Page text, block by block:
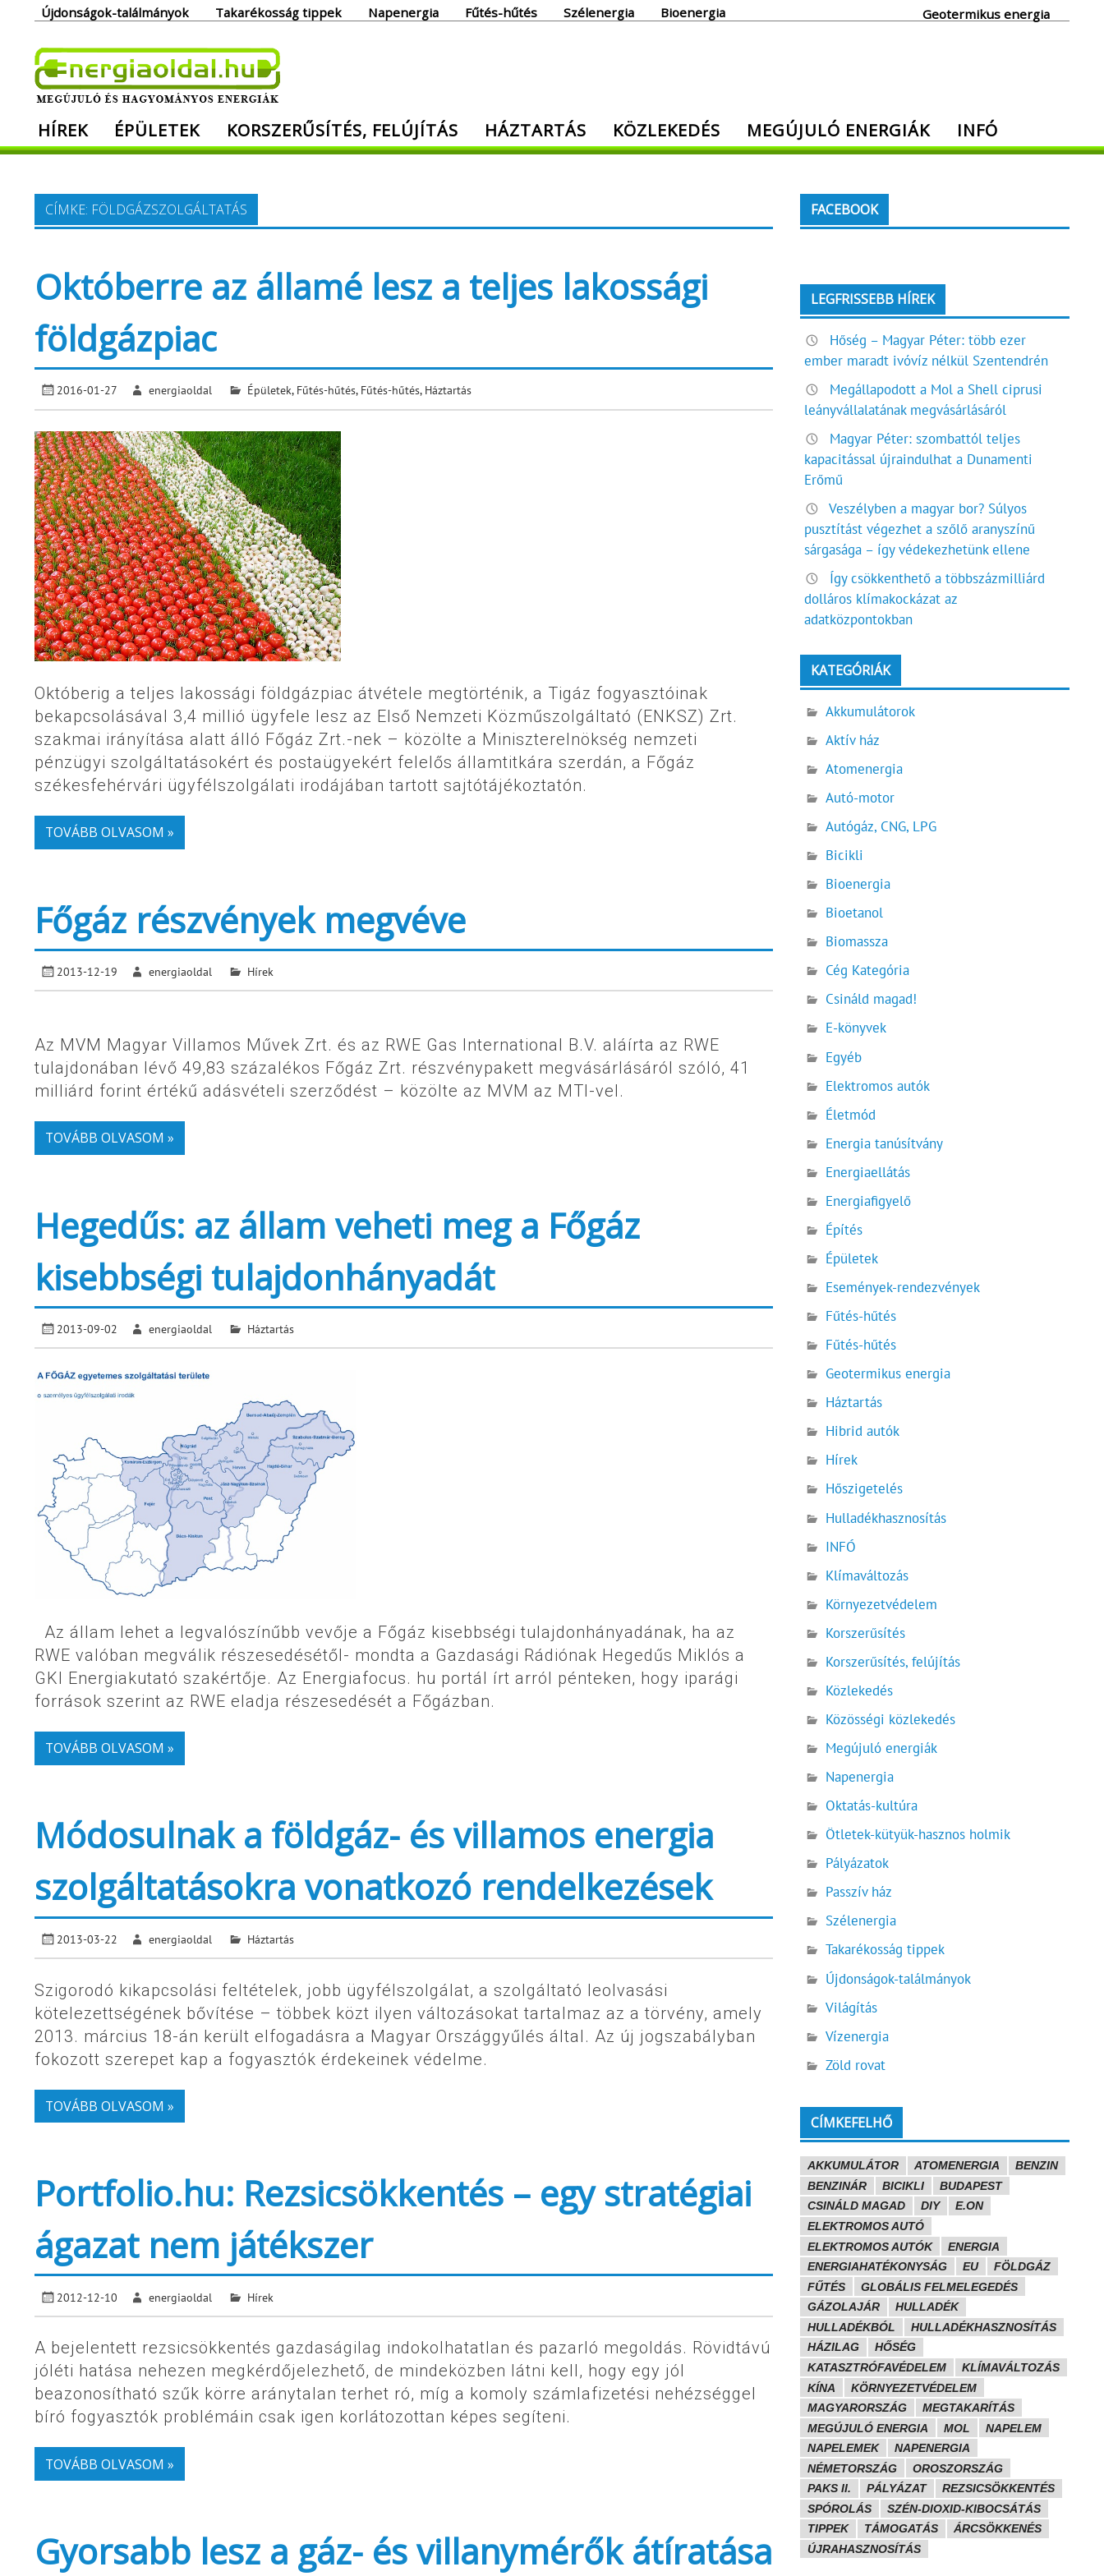
Újdonságok-találmányok Takarékosság tippek Napenergia Fűtés-hűtés Szélenergia Bioenergia Geotermikus energia
Megújuló és hagyományos energiák. Minden, ami energia!
HÍREK ÉPÜLETEK KORSZERŰSÍTÉS, FELÚJÍTÁS HÁZTARTÁS KÖZLEKEDÉS MEGÚJULÓ ENERGIÁK INFÓ
CÍMKE: FÖLDGÁZSZOLGÁLTATÁS
Októberre az államé lesz a teljes lakossági
földgázpiac
2016-01-27 energiaoldal Épületek, Fűtés-hűtés, Fűtés-hűtés, Háztartás
Októberig a teljes lakossági földgázpiac átvétele megtörténik, a Tigáz fogyasztóinak
bekapcsolásával 3,4 millió ügyfele lesz az Első Nemzeti Közműszolgáltató (ENKSZ) Zrt.
szakmai irányítása alatt álló Főgáz Zrt.-nek – közölte a Miniszterelnökség nemzeti
pénzügyi szolgáltatásokért és postaügyekért felelős államtitkára szerdán, a Főgáz
székesfehérvári ügyfélszolgálati irodájában tartott sajtótájékoztatón.
TOVÁBB OLVASOM »
Főgáz részvények megvéve
2013-12-19 energiaoldal Hírek
Az MVM Magyar Villamos Művek Zrt. és az RWE Gas International B.V. aláírta az RWE
tulajdonában lévő 49,83 százalékos Főgáz Zrt. részvénypakett megvásárlásáról szóló, 41
milliárd forint értékű adásvételi szerződést – közölte az MVM az MTI-vel.
TOVÁBB OLVASOM »
Hegedűs: az állam veheti meg a Főgáz
kisebbségi tulajdonhányadát
2013-09-02 energiaoldal Háztartás
Az állam lehet a legvalószínűbb vevője a Főgáz kisebbségi tulajdonhányadának, ha az
RWE valóban megválik részesedésétől- mondta a Gazdasági Rádiónak Hegedűs Miklós a
GKI Energiakutató szakértője. Az Energiafocus. hu portál írt arról pénteken, hogy iparági
források szerint az RWE eladja részesedését a Főgázban.
TOVÁBB OLVASOM »
Módosulnak a földgáz- és villamos energia
szolgáltatásokra vonatkozó rendelkezések
2013-03-22 energiaoldal Háztartás
Szigorodó kikapcsolási feltételek, jobb ügyfélszolgálat, a szolgáltató leolvasási
kötelezettségének bővítése – többek közt ilyen változásokat tartalmaz az a törvény, amely
2013. március 18-án került elfogadásra a Magyar Országgyűlés által. Az új jogszabályban
fokozott szerepet kap a fogyasztók érdekeinek védelme.
TOVÁBB OLVASOM »
Portfolio.hu: Rezsicsökkentés – egy stratégiai
ágazat nem játékszer
2012-12-10 energiaoldal Hírek
A bejelentett rezsicsökkentés gazdaságilag indokolhatatlan és pazarló megoldás. Rövidtávú
jóléti hatása nehezen megkérdőjelezhető, de mindeközben látni kell, hogy egy jól
beazonosítható szűk körre aránytalan terhet ró, míg a komoly számlafizetési nehézséggel
bíró fogyasztók problémáin csak igen korlátozottan képes segíteni.
TOVÁBB OLVASOM »
Gyorsabb lesz a gáz- és villanymérők átíratása
FACEBOOK
LEGFRISSEBB HÍREK
Hőség – Magyar Péter: több ezer
ember maradt ivóvíz nélkül Szentendrén
Megállapodott a Mol a Shell ciprusi
leányvállalatának megvásárlásáról
Magyar Péter: szombattól teljes
kapacitással újraindulhat a Dunamenti
Erőmű
Veszélyben a magyar bor? Súlyos
pusztítást végezhet a szőlő aranyszínű
sárgasága – így védekezhetünk ellene
Így csökkenthető a többszázmilliárd
dolláros klímakockázat az
adatközpontokban
KATEGÓRIÁK
Akkumulátorok
Aktív ház
Atomenergia
Autó-motor
Autógáz, CNG, LPG
Bicikli
Bioenergia
Bioetanol
Biomassza
Cég Kategória
Csináld magad!
E-könyvek
Egyéb
Elektromos autók
Életmód
Energia tanúsítvány
Energiaellátás
Energiafigyelő
Építés
Épületek
Események-rendezvények
Fűtés-hűtés
Fűtés-hűtés
Geotermikus energia
Háztartás
Hibrid autók
Hírek
Hőszigetelés
Hulladékhasznosítás
INFÓ
Klímaváltozás
Környezetvédelem
Korszerűsítés
Korszerűsítés, felújítás
Közlekedés
Közösségi közlekedés
Megújuló energiák
Napenergia
Oktatás-kultúra
Ötletek-kütyük-hasznos holmik
Pályázatok
Passzív ház
Szélenergia
Takarékosság tippek
Újdonságok-találmányok
Világítás
Vízenergia
Zöld rovat
CÍMKEFELHŐ
AKKUMULÁTOR ATOMENERGIA
BENZIN
BENZINÁR
BICIKLI
BUDAPEST
CSINÁLD MAGAD
DIY
E.ON
ELEKTROMOS AUTÓ
ELEKTROMOS AUTÓK
ENERGIA
ENERGIAHATÉKONYSÁG
EU
FÖLDGÁZ
FŰTÉS
GLOBÁLIS FELMELEGEDÉS
GÁZOLAJÁR
HULLADÉK
HULLADÉKBÓL
HULLADÉKHASZNOSÍTÁS
HÁZILAG
HŐSÉG
KATASZTRÓFAVÉDELEM
KLÍMAVÁLTOZÁS
KÍNA
KÖRNYEZETVÉDELEM
MAGYARORSZÁG
MEGTAKARÍTÁS
MEGÚJULÓ ENERGIA
MOL
NAPELEM
NAPELEMEK
NAPENERGIA
NÉMETORSZÁG
OROSZORSZÁG
PAKS II.
PÁLYÁZAT
REZSICSÖKKENTÉS
SPÓROLÁS
SZÉN-DIOXID-KIBOCSÁTÁS
TIPPEK
TÁMOGATÁS
ÁRCSÖKKENÉS
ÚJRAHASZNOSÍTÁS